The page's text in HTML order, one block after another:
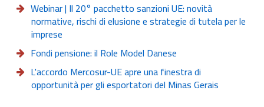
Webinar | Il 20° pacchetto sanzioni UE: novità
normative, rischi di elusione e strategie di tutela per le
imprese
Fondi pensione: il Role Model Danese
L'accordo Mercosur-UE apre una finestra di
opportunità per gli esportatori del Minas Gerais